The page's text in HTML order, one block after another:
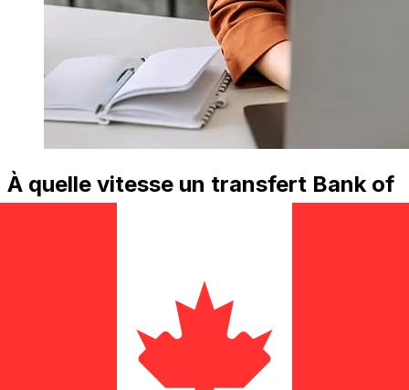
À quelle vitesse un transfert Bank of
Guam USD CAD ?
selon le mode de paiement et le moment de la
transaction. En général, les virements bancaires
internationaux prennent de 1 à 5 jours ouvrables. Des
facteurs tels que les jours fériés bancaires et les
contrôles de sécurité peuvent également influencer la
livraison. Vérifiez les délais de Bank of Guampour éviter